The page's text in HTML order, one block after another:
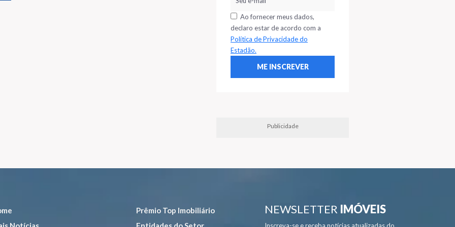
Ao fornecer meus dados,
declaro estar de acordo com a
Política de Privacidade do
Estadão.
Publicidade
Prêmio Top Imobiliário
NEWSLETTER IMÓVEIS